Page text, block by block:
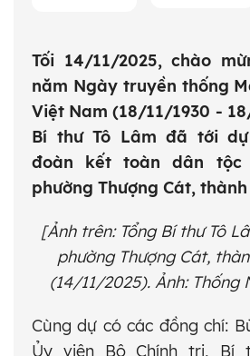
Tối 14/11/2025, chào
năm Ngày truyền thống
Việt Nam (18/11/1930 -
Bí thư Tô Lâm đã tới
đoàn kết toàn dân tộc
phường Thượng Cát,
[Ảnh trên: Tổng Bí thư Tô
phường Thượng Cát,
(14/11/2025). Ảnh: Thống
Cùng dự có các đồng chí:
Ủy viên Bộ Chính trị, Bí